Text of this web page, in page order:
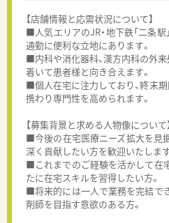
【店舗情報と応需状況について】
■人気エリアのJR・地下鉄「二条駅
通勤に便利な立地にあります。
■内科や消化器科、漢方内科の外来
着いて患者様と向き合えます。
■個人在宅に注力しており、終末
携わり専門性を高められます。
【募集背景と求める人物像について
■今後の在宅医療ニーズ拡大を見
深く貢献したい方を歓迎いたします
■これまでのご経験を活かして在
たに在宅スキルを習得したい方。
■将来的には一人で業務を完結で
剤師を目指す意欲のある方。